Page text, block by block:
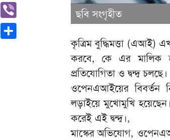
Viber
Share
ছবি সংগৃহীত
কৃত্রিম বুদ্ধিমত্তা (এআই)
করবে, কে এর মালিক
প্রতিযোগিতা ও দ্বন্দ্ব চলছে।
ওপেনএআইয়ের বিবর্তন
লড়াইয়ে মুখোমুখি
করেই এই দ্বন্দ্ব।,
মাস্কের অভিযোগ,